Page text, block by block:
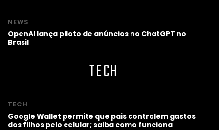
NEWS
OpenAI lança piloto de anúncios no ChatGPT no
Brasil
TECH
TECH
Google Wallet permite que pais controlem gastos
dos filhos pelo celular; saiba como funciona